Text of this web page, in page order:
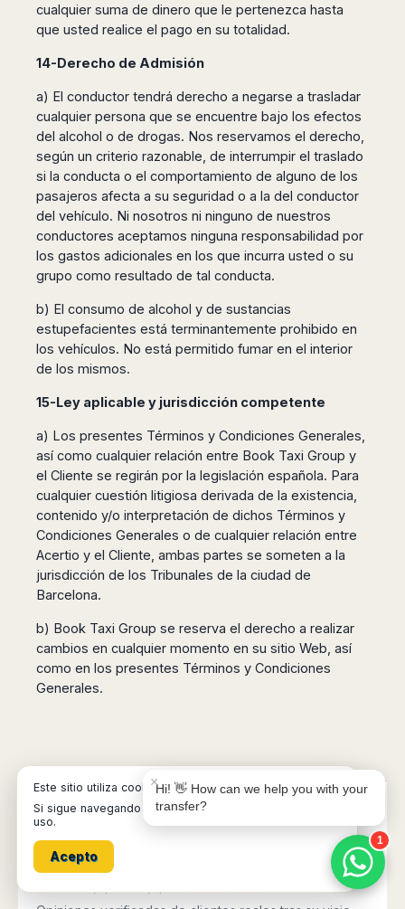
cualquier suma de dinero que le pertenezca hasta
que usted realice el pago en su totalidad.
14-Derecho de Admisión
a) El conductor tendrá derecho a negarse a trasladar
cualquier persona que se encuentre bajo los efectos
del alcohol o de drogas. Nos reservamos el derecho,
según un criterio razonable, de interrumpir el traslado
si la conducta o el comportamiento de alguno de los
pasajeros afecta a su seguridad o a la del conductor
del vehículo. Ni nosotros ni ninguno de nuestros
conductores aceptamos ninguna responsabilidad por
los gastos adicionales en los que incurra usted o su
grupo como resultado de tal conducta.
b) El consumo de alcohol y de sustancias
estupefacientes está terminantemente prohibido en
los vehículos. No está permitido fumar en el interior
de los mismos.
15-Ley aplicable y jurisdicción competente
a) Los presentes Términos y Condiciones Generales,
así como cualquier relación entre Book Taxi Group y
el Cliente se regirán por la legislación española. Para
cualquier cuestión litigiosa derivada de la existencia,
contenido y/o interpretación de dichos Términos y
Condiciones Generales o de cualquier relación entre
Acertio y el Cliente, ambas partes se someten a la
jurisdicción de los Tribunales de la ciudad de
Barcelona.
b) Book Taxi Group se reserva el derecho a realizar
cambios en cualquier momento en su sitio Web, así
como en los presentes Términos y Condiciones
Generales.
Este sitio utiliza cookies.
Si sigue navegando asumimos que usted acepta su
uso.
Acepto
4.6/5 · 26.555 opiniones
verificadas · 90.8% nos puntúan
1
×Hi! 👋 How can we help you with your
transfer?
Book Taxi Group